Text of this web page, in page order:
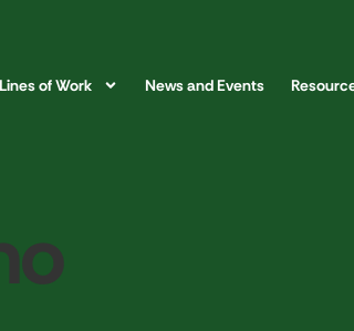
Lines of Work News and Events